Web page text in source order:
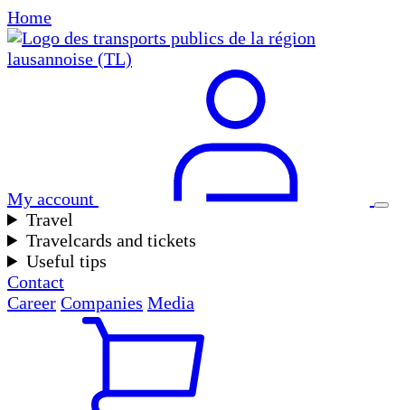
Home
My account
Travel
Travelcards and tickets
Useful tips
Contact
Career Companies Media